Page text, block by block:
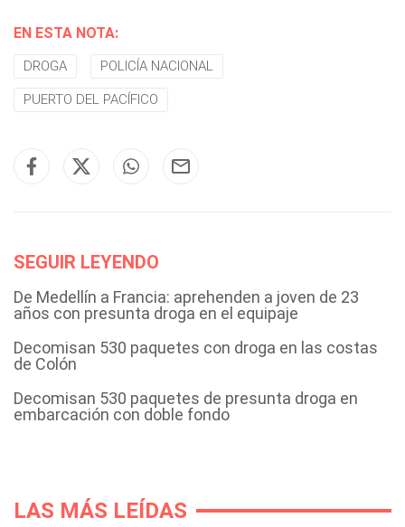
EN ESTA NOTA:
DROGA POLICÍA NACIONAL
PUERTO DEL PACÍFICO
SEGUIR LEYENDO
De Medellín a Francia: aprehenden a joven de 23
años con presunta droga en el equipaje
Decomisan 530 paquetes con droga en las costas
de Colón
Decomisan 530 paquetes de presunta droga en
embarcación con doble fondo
LAS MÁS LEÍDAS